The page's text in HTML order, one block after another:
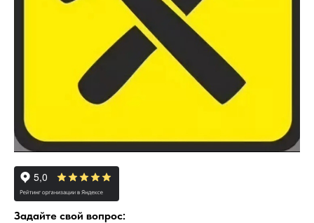
Задайте свой вопрос: